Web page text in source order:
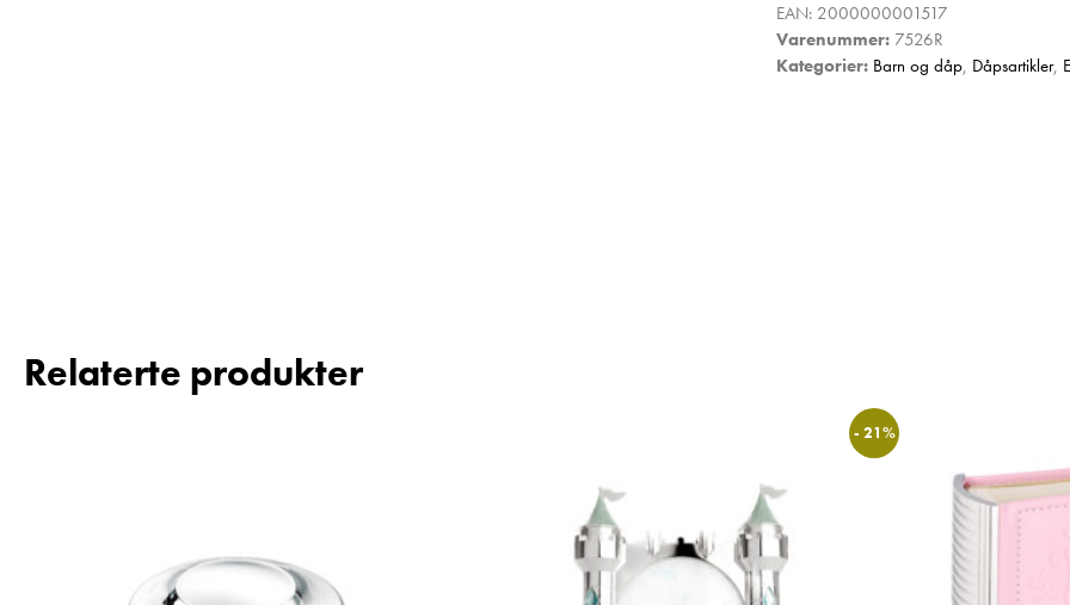
EAN: 2000000001517
Varenummer: 7526R
Kategorier: Barn og dåp, Dåpsartikler,
Relaterte produkter
- 21%